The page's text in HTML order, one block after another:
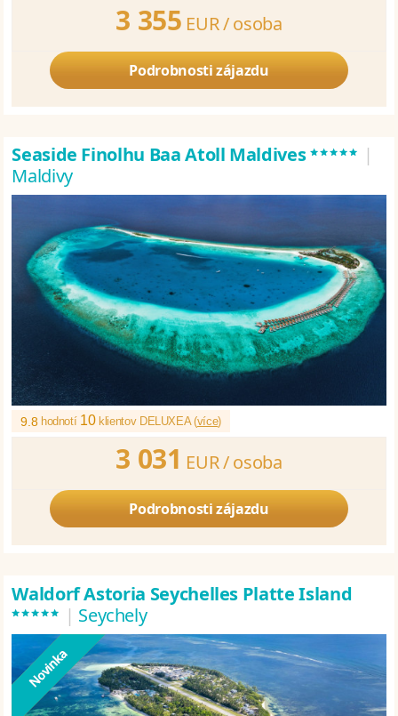
3 355 EUR /osoba
Podrobnosti zájazdu
Seaside Finolhu Baa Atoll Maldives***** |
Maldivy
9.8 hodnotí 10klientov DELUXEA (více)
3 031 EUR /osoba
Podrobnosti zájazdu
Waldorf Astoria Seychelles Platte Island
***** | Seychely